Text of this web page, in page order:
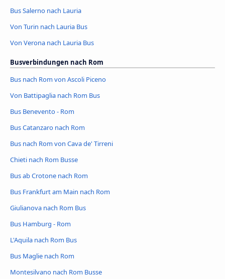
Bus Salerno nach Lauria
Von Turin nach Lauria Bus
Von Verona nach Lauria Bus
Busverbindungen nach Rom
Bus nach Rom von Ascoli Piceno
Von Battipaglia nach Rom Bus
Bus Benevento - Rom
Bus Catanzaro nach Rom
Bus nach Rom von Cava de' Tirreni
Chieti nach Rom Busse
Bus ab Crotone nach Rom
Bus Frankfurt am Main nach Rom
Giulianova nach Rom Bus
Bus Hamburg - Rom
L'Aquila nach Rom Bus
Bus Maglie nach Rom
Montesilvano nach Rom Busse